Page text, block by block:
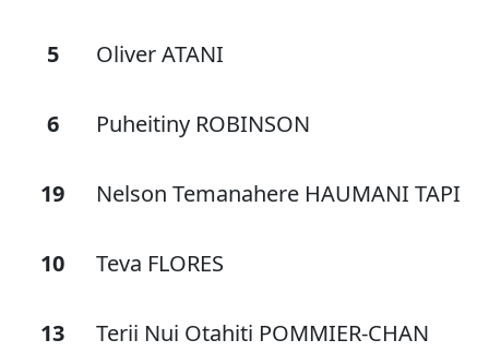
5 Oliver ATANI
6 Puheitiny ROBINSON
19 Nelson Temanahere HAUMANI TAPI
10 Teva FLORES
13 Terii Nui Otahiti POMMIER-CHAN